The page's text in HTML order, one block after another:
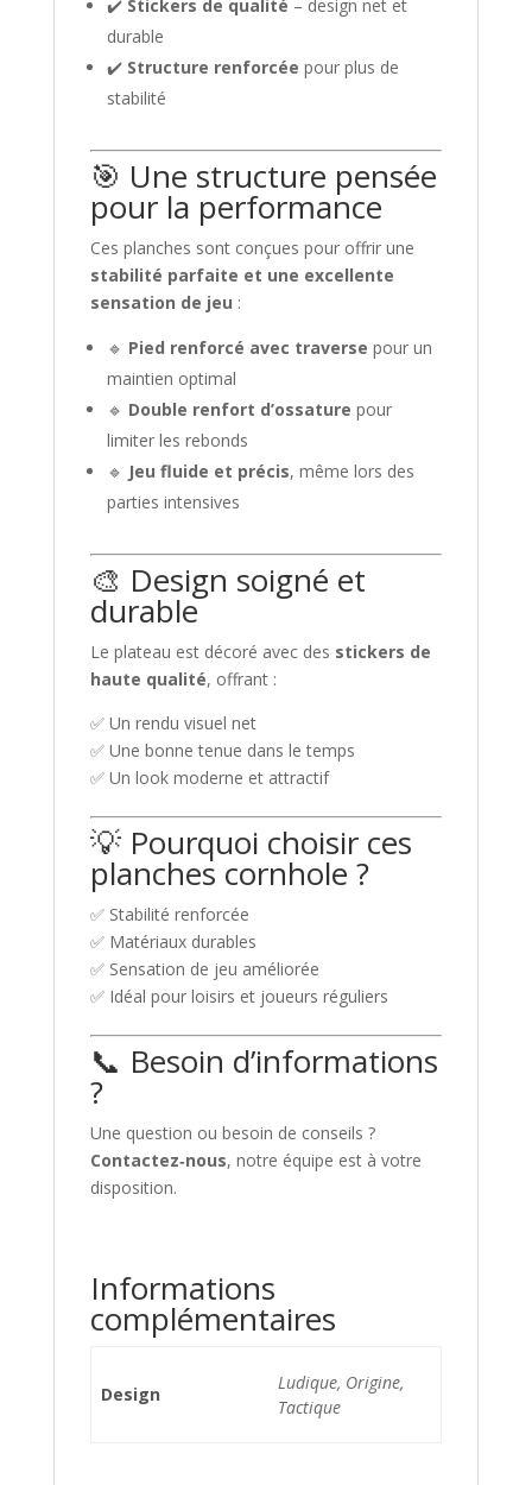
✔️ Stickers de qualité – design net et
durable
✔️ Structure renforcée pour plus de
stabilité
🎯 Une structure pensée
pour la performance
Ces planches sont conçues pour offrir une
stabilité parfaite et une excellente
sensation de jeu :
🔹 Pied renforcé avec traverse pour un
maintien optimal
🔹 Double renfort d’ossature pour
limiter les rebonds
🔹 Jeu fluide et précis, même lors des
parties intensives
🎨 Design soigné et
durable
Le plateau est décoré avec des stickers de
haute qualité, offrant :
✅ Un rendu visuel net
✅ Une bonne tenue dans le temps
✅ Un look moderne et attractif
💡 Pourquoi choisir ces
planches cornhole ?
✅ Stabilité renforcée
✅ Matériaux durables
✅ Sensation de jeu améliorée
✅ Idéal pour loisirs et joueurs réguliers
📞 Besoin d’informations
?
Une question ou besoin de conseils ?
Contactez‑nous, notre équipe est à votre
disposition.
Informations
complémentaires
Design
Ludique, Origine,
Tactique